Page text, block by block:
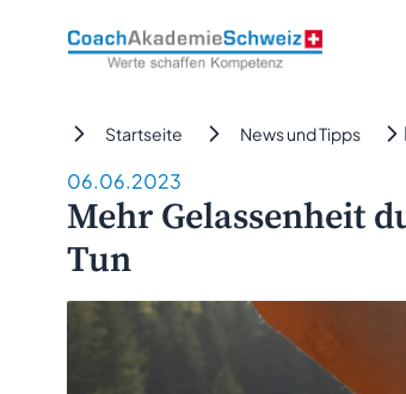
CoachAkademieSchweiz
Startseite News und Tipps
06.06.2023
Mehr Gelassenheit
Tun